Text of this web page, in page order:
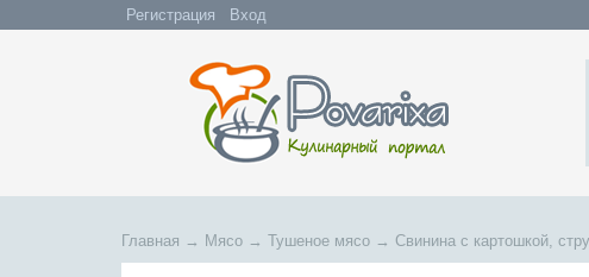
Регистрация Вход
Главная → Мясо → Тушеное мясо → Свинина с картошкой,